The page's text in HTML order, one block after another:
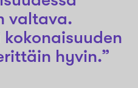
valtava.
hyvin.”